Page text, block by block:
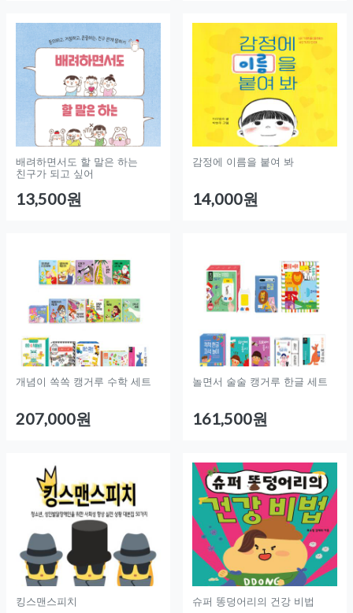
배려하면서도 할 말은 하는
친구가 되고 싶어
13,500원
감정에 이름을 붙여 봐
14,000원
개념이 쏙쏙 캥거루 수학 세트
207,000원
놀면서 술술 캥거루 한글 세트
161,500원
킹스맨스피치 슈퍼 똥덩어리의 건강 비법